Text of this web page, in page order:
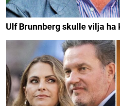
Ulf Brunnberg skulle vilja ha